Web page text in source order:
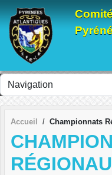
Accueil Championnats
Panneau de gestion des